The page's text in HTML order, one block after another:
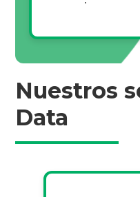
Nuestros
Data